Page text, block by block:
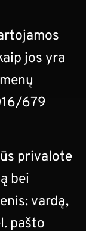
jos yra
679
privalote
bei
vardą,
pašto